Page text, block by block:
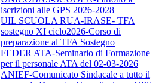
iscrizioni alle GPS 2026-2028
UIL SCUOLA RUA-IRASE- TFA
sostegno XI ciclo2026-Corso di
preparazione al TFA Sostegno
FEDER ATA-Seminario di Formazione
per il personale ATA del 02-03-2026
ANIEF-Comunicato Sindacale a tutto il